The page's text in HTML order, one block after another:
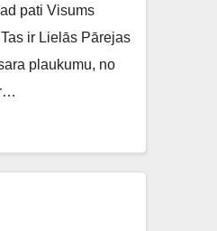
pati Visums
ir Lielās Pārejas
plaukumu, no